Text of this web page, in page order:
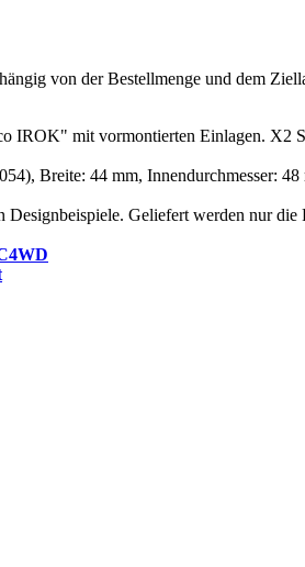
von der Bestellmenge und dem
IROK" mit vormontierten Einlagen. X2
Breite: 44 mm, Innendurchmesser:
Geliefert werden nur die